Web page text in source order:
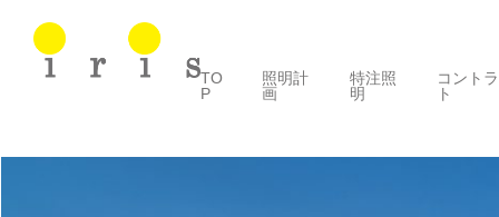
TO
P
照明計
画
特注照
明
コント
ト